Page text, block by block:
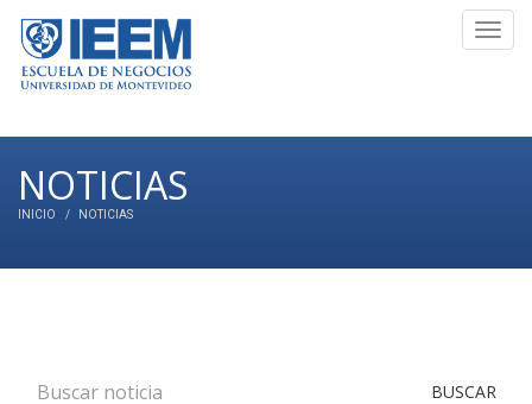
NOTICIAS
INICIO NOTICIAS
BUSCAR